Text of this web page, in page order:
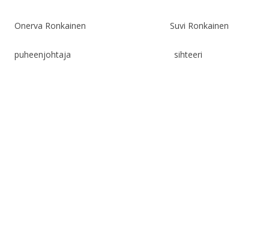
Onerva Ronkainen Suvi Ronkainen
puheenjohtaja sihteeri